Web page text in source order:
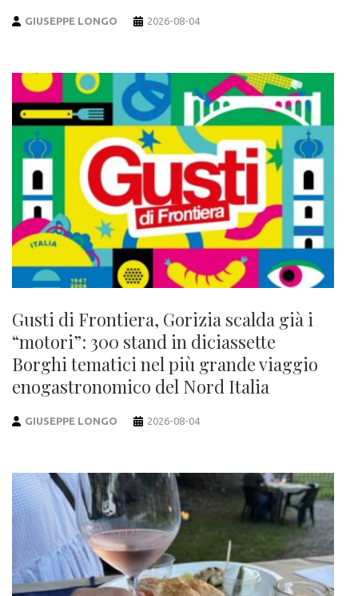
GIUSEPPE LONGO 2026-08-04
Gusti di Frontiera, Gorizia scalda già i
“motori”: 300 stand in diciassette
Borghi tematici nel più grande viaggio
enogastronomico del Nord Italia
GIUSEPPE LONGO 2026-08-04